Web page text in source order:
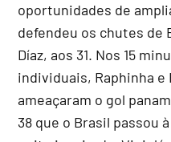
oportunidades de
defendeu os chutes de
Díaz, aos 31. Nos 15
individuais, Raphinha e
ameaçaram o gol
38 que o Brasil passou